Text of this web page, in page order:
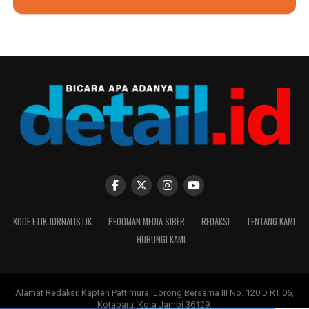
KODE ETIK JURNALISTIK PEDOMAN MEDIA SIBER REDAKSI
TENTANG KAMI
HUBUNGI KAMI
Alamat Redaksi: Kapten Pattimura, Lorong Bersama III No. 120 D RT 06,
Kotabaru, Kota Jambi 36129.